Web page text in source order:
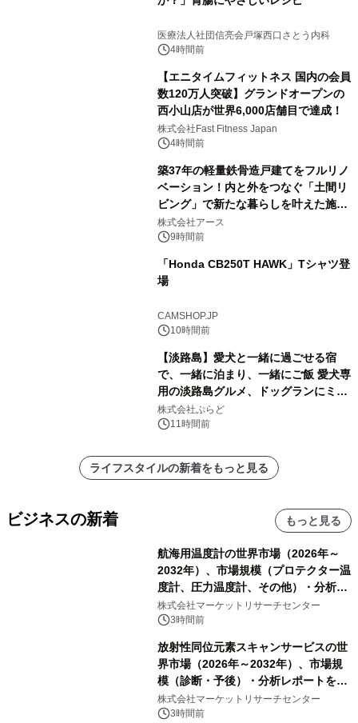
医療法人社団信亮会戸塚西口さとう内科
4時間前
【エニタイムフィットネス 国内の会員
数120万人突破】グランドオープンの
西小山店が世界6,000店舗目で達成！
株式会社Fast Fitness Japan
4時間前
築37年の軽量鉄骨造戸建てをフルリノ
ベーション！内と外をつなぐ「土間リ
ビング」で新たな暮らしを叶えた施工
事例を株式会社アースが公開
株式会社アース
9時間前
「Honda CB250T HAWK」Tシャツ登
場
CAMSHOP.JP
10時間前
【淡路島】愛犬と一緒に過ごせる宿
で、一緒に泊まり、一緒にご飯 愛犬専
用の淡路島グルメ、ドッグランにミニ
プール グランピングとトレーラーハウ
スの2施設で
株式会社ぷらど
11時間前
ライフスタイルの新着をもっと見る
ビジネスの新着 もっと見る
航海用温度計の世界市場（2026年～
2032年）、市場規模（プロテクター温
度計、圧力温度計、その他）・分析レ
ポートを発表
株式会社マーケットリサーチセンター
3時間前
放射性同位元素スキャンサービスの世
界市場（2026年～2032年）、市場規
模（診断・予後）・分析レポートを発
表
株式会社マーケットリサーチセンター
3時間前